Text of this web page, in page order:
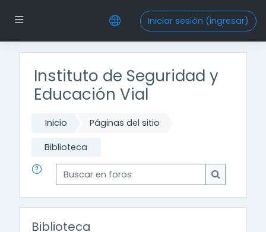
Pánel lateral Iniciar sesión (ingresar)
Instituto de Seguridad y
Educación Vial
Inicio Páginas del sitio
Biblioteca
Buscar en foros
Buscar en
Biblioteca